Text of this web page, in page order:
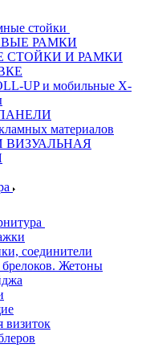
стойки
РАМКИ
СТОЙКИ И РАМКИ
UP и мобильные X-
материалов
ВИЗУАЛЬНАЯ
соединители
брелоков. Жетоны
визиток